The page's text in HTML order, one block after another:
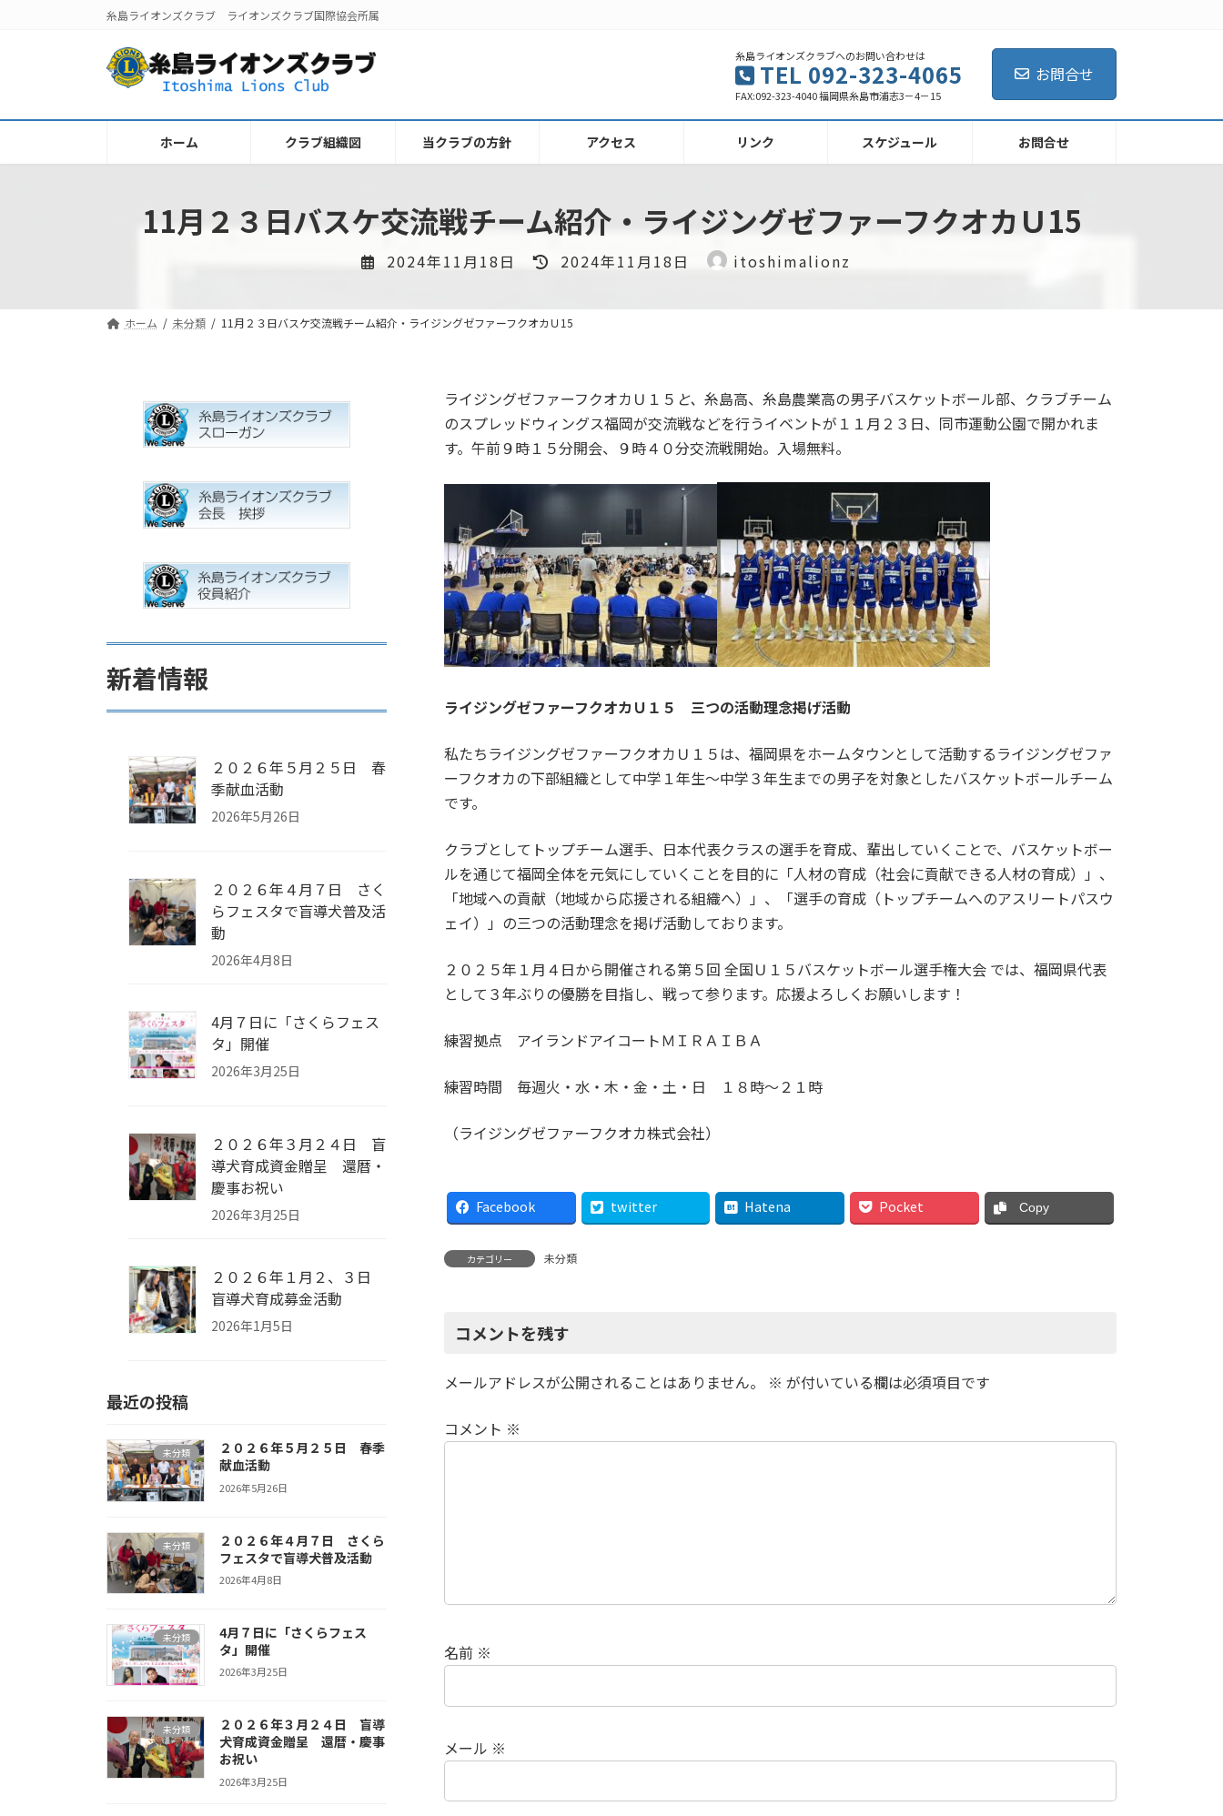
へ
キ
ョ
に
糸島ライオンズクラブ ライオンズクラブ国際協会所属
糸島ライオンズクラブへのお問い合わせは
TEL 092-323-4065
FAX:092-323-4040 福岡県糸島市浦志3－4－15
お問合せ
ホーム クラブ組織図 当クラブの方針 アクセス リンク スケジュール お問合せ
11月２３日バスケ交流戦チーム紹介・ライジングゼファーフクオカＵ15
2024年11月18日
最
新
2024年11月18日 itoshimalionz
ホーム 未分類 11月２３日バスケ交流戦チーム紹介・ライジングゼファーフクオカＵ15
ライジングゼファーフクオカＵ１５ と、 糸島高、糸島農業高の男子バスケットボール部、クラブチーム
のスプレッドウィングス福岡が交流戦などを行うイベントが１１月２３日、同市運動公園で開かれま
す。午前９時１５分開会、９時４０分交流戦開始。入場無料。
ライジングゼファーフクオカＵ１５ 三つの活動理念掲げ活動
私たちライジングゼファーフクオカＵ１５は、福岡県をホームタウンとして活動するライジングゼファ
ーフクオカの下部組織として中学１年生～中学３年生までの男子を対象としたバスケットボールチーム
です。
クラブとしてトップチーム選手、日本代表クラスの選手を育成、輩出していくことで、バスケットボー
ルを通じて福岡全体を元気にしていくことを目的に「人材の育成（社会に貢献できる人材の育成）」、
「地域への貢献（地域から応援される組織へ）」、「選手の育成（トップチームへのアスリートパスウ
ェイ）」の三つの活動理念を掲げ活動しております。
２０２５年１月４日から開催される第５回 全国Ｕ１５バスケットボール選手権大会 では、福岡県代表
として３年ぶりの優勝を目指し、戦って参ります。応援よろしくお願いします！
練習拠点 アイランドアイコートＭＩＲＡＩＢＡ
練習時間 毎週火・水・木・金・土・日 １８時～２１時
（ライジングゼファーフクオカ株式会社）
Facebook twitter Hatena Pocket Copy
カテゴリー 未分類
コメントを残す
メールアドレスが公開されることはありません。 ※ が付いている欄は必須項目です
コメント ※
名前 ※
メール ※
新着情報
２０２６年５月２５日 春
季献血活動
2026年5月26日
２０２６年４月７日 さく
らフェスタで盲導犬普及活
動
2026年4月8日
4月７日に「さくらフェス
タ」開催
2026年3月25日
２０２６年３月２４日 盲
導犬育成資金贈呈 還暦・
慶事お祝い
2026年3月25日
２０２６年１月２、３日
盲導犬育成募金活動
2026年1月5日
最近の投稿
未分類
２０２６年５月２５日 春季
献血活動
2026年5月26日
未分類
２０２６年４月７日 さくら
フェスタで盲導犬普及活動
2026年4月8日
未分類
4月７日に「さくらフェス
タ」開催
2026年3月25日
未分類
２０２６年３月２４日 盲導
犬育成資金贈呈 還暦・慶事
お祝い
2026年3月25日